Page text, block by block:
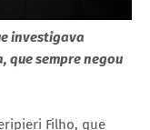
investigava
que sempre negou
Filho, que